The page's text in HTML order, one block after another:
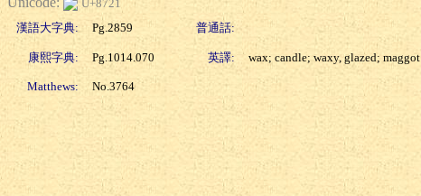
U+8721
漢語大字典:
Pg.2859 普通話:
康熙字典: Pg.1014.070 英譯: wax; candle; waxy, glazed; maggot
Matthews: No.3764